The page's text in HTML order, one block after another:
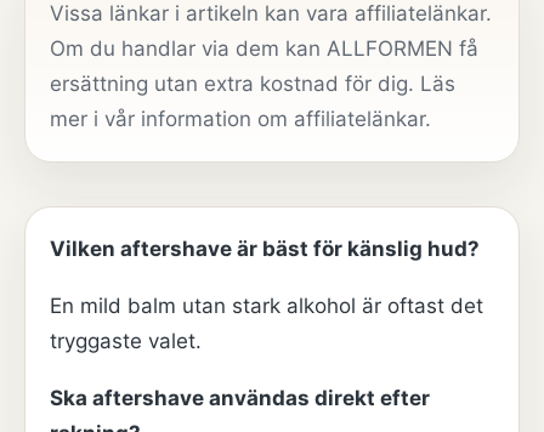
Vissa länkar i artikeln kan vara affiliatelänkar.
Om du handlar via dem kan ALLFORMEN få
ersättning utan extra kostnad för dig. Läs
mer i vår information om affiliatelänkar.
Vilken aftershave är bäst för känslig hud?
En mild balm utan stark alkohol är oftast det
tryggaste valet.
Ska aftershave användas direkt efter